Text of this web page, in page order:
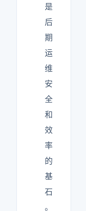
是
后
期
运
维
安
全
和
效
率
的
基
石
。